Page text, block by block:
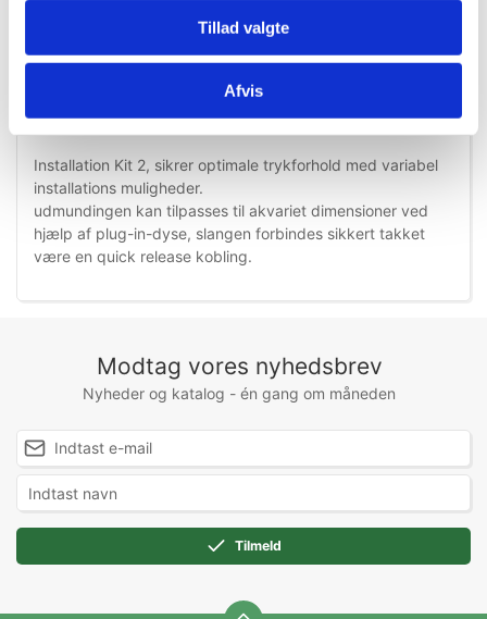
Tillad valgte
Afvis
Installation Kit 2, sikrer optimale trykforhold med variabel
installations muligheder.
udmundingen kan tilpasses til akvariet dimensioner ved
hjælp af plug-in-dyse, slangen forbindes sikkert takket
være en quick release kobling.
Modtag vores nyhedsbrev
Nyheder og katalog - én gang om måneden
Tilmeld